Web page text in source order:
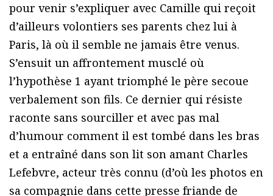
pour venir s’expliquer avec Camille qui reçoit
d’ailleurs volontiers ses parents chez lui à
Paris, là où il semble ne jamais être venus.
S’ensuit un affrontement musclé où
l’hypothèse 1 ayant triomphé le père secoue
verbalement son fils. Ce dernier qui résiste
raconte sans sourciller et avec pas mal
d’humour comment il est tombé dans les bras
et a entraîné dans son lit son amant Charles
Lefebvre, acteur très connu (d’où les photos en
sa compagnie dans cette presse friande de